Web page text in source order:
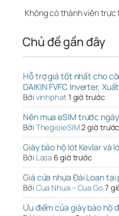
Không có thành viên trực
Chủ đề gần đây
Hỗ trợ giá tốt nhất cho
DAIKIN FVFC Inverter,
Bởi vinhphat1 giờ trước
Nên mua eSIM trước
Bởi ThegioieSIM2 giờ trước
Giày bảo hộ lót Kevlar và
Bởi Lasa 6 giờ trước
Giá cửa nhựa Đài Loan tại
Bởi Cua Nhua – Cua Go 7
Ưu điểm của giày bảo hộ